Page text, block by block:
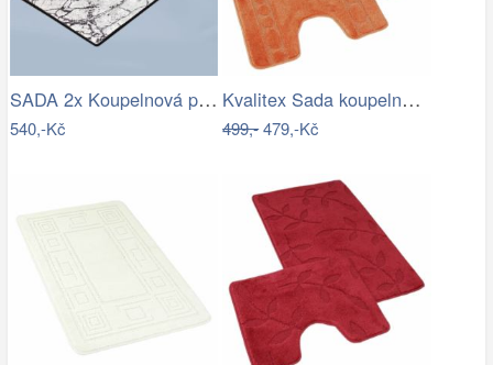
SADA 2x Koupelnová předložka MARBLE 60…
540,-Kč
Kvalitex Sada koupelnových předložek…
499,-479,-Kč